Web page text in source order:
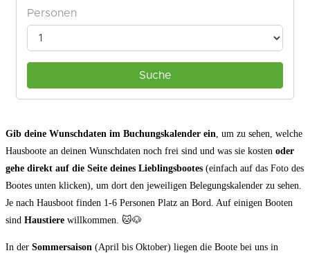
Gib deine Wunschdaten im Buchungskalender ein, um zu sehen, welche
Hausboote an deinen Wunschdaten noch frei sind und was sie kosten oder
gehe direkt auf die Seite deines Lieblingsbootes (einfach auf das Foto des
Bootes unten klicken), um dort den jeweiligen Belegungskalender zu sehen.
Je nach Hausboot finden 1-6 Personen Platz an Bord. Auf einigen Booten
sind Haustiere willkommen. 🐱🐶
In der Sommersaison (April bis Oktober) liegen die Boote bei uns in